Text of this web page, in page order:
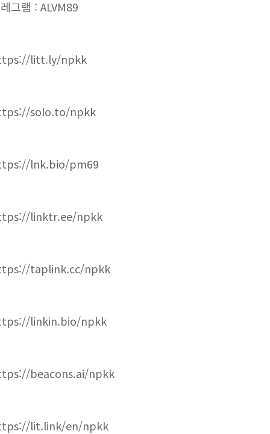
그램 : ALVM89
litt.ly/npkk
solo.to/npkk
lnk.bio/pm69
linktr.ee/npkk
taplink.cc/npkk
linkin.bio/npkk
beacons.ai/npkk
lit.link/en/npkk